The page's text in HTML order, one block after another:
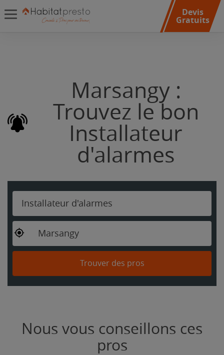
Devis
Gratuits
Marsangy :
Trouvez le bon
Installateur
d'alarmes
Installateur d'alarmes
Marsangy
Trouver des pros
Nous vous conseillons ces
pros